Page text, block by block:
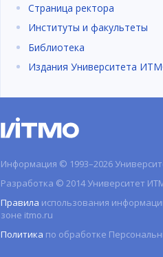
Страница ректора
Институты и факультеты
Библиотека
Издания Университета
Информация © 1993–2026
Разработка © 2014 Университет
Правила использования
зоне itmo.ru
Политика по обработке